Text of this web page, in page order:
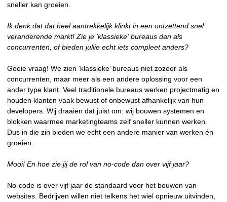
sneller kan groeien.
Ik denk dat dat heel aantrekkelijk klinkt in een ontzettend snel
veranderende markt! Zie je 'klassieke' bureaus dan als
concurrenten, of bieden jullie echt iets compleet anders?
Goeie vraag! We zien ‘klassieke’ bureaus niet zozeer als
concurrenten, maar meer als een andere oplossing voor een
ander type klant. Veel traditionele bureaus werken projectmatig en
houden klanten vaak bewust of onbewust afhankelijk van hun
developers. Wij draaien dat juist om: wij bouwen systemen en
blokken waarmee marketingteams zelf sneller kunnen werken.
Dus in die zin bieden we echt een andere manier van werken én
groeien.
Mooi! En hoe zie jij de rol van no-code dan over vijf jaar?
No-code is over vijf jaar de standaard voor het bouwen van
websites. Bedrijven willen niet telkens het wiel opnieuw uitvinden,